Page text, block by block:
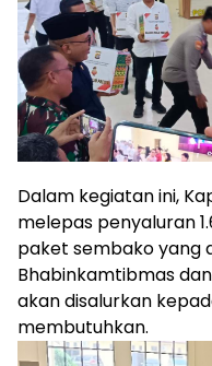
Dalam kegiatan ini,
melepas penyaluran
paket sembako yang
Bhabinkamtibmas
akan disalurkan
membutuhkan.